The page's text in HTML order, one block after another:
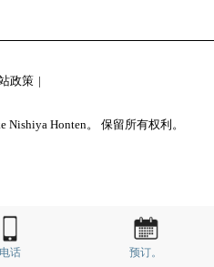
政策
Nishiya Honten。 保留所有权利。
电话 预订。